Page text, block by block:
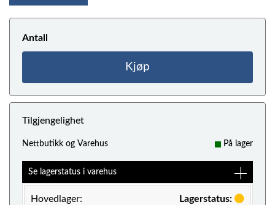
Antall
Kjøp
Tilgjengelighet
Nettbutikk og Varehus På lager
Se lagerstatus i varehus
Hovedlager: Lagerstatus: